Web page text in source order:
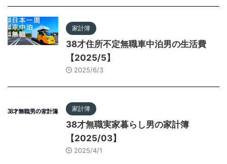
家計簿
38才住所不定無職車中泊男の生活費
【2025/5】
2025/6/3
家計簿
38才無職実家暮らし男の家計簿
【2025/03】
2025/4/1